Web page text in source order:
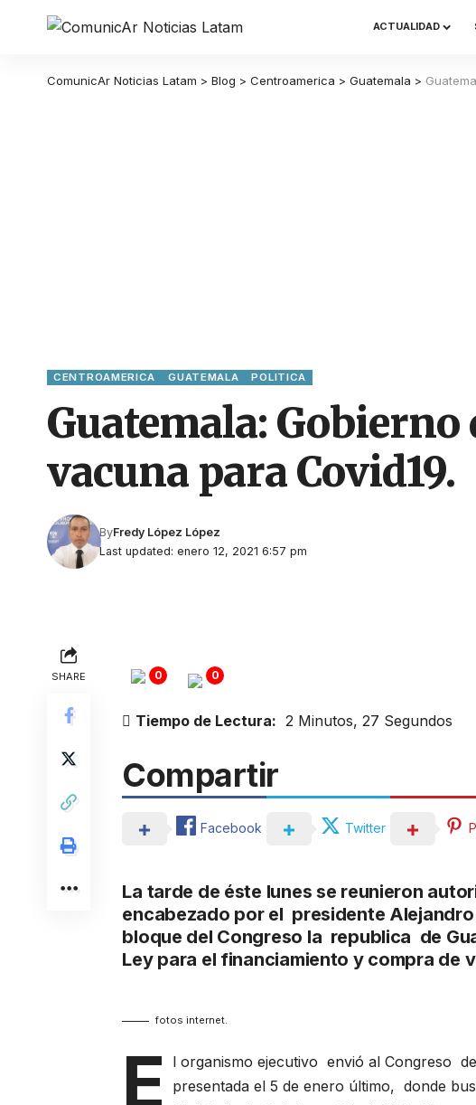
ACTUALIDAD
ComunicAr Noticias Latam > Blog > Centroamerica > Guatemala >
CENTROAMERICA GUATEMALA POLITICA
Guatemala:
vacuna para Covid19.
Last updated: enero 12, 2021 6:57 pm
ByFredy López López
SHARE 0 0
Tiempo de Lectura: 2 Minutos, 27 Segundos
Compartir
Facebook Twitter
La tarde de éste lunes se reunieron
encabezado por el presidente
bloque del Congreso la republica de
Ley para el financiamiento y compra de
fotos internet.
E
l organismo ejecutivo envió al Congreso
presentada el 5 de enero último, donde